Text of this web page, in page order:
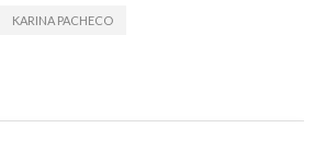
KARINA PACHECO